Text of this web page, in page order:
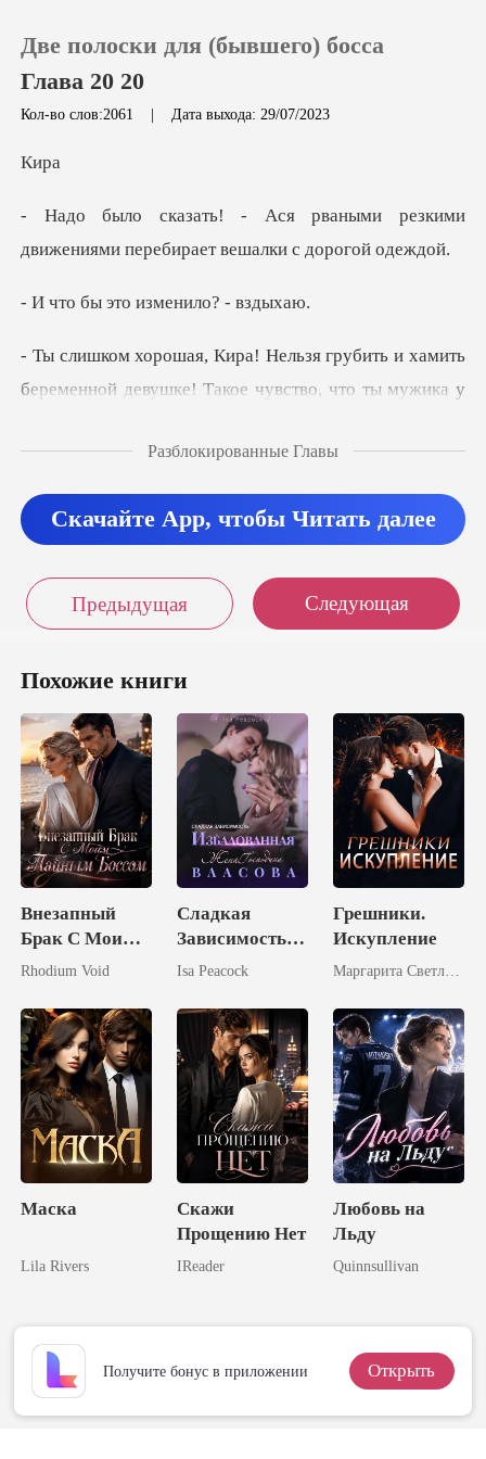
Пополнить
Выйти
Две полоски для (бывшего) босса
Глава 20 20
Кол-во слов:2061 | Дата выхода: 29/07/2023
и
ными резкими
движениями переби
это изменил
ть
беременной девушке! Такое чувство, что ты мужи
нка ждешь!
Разблокированные Главы
Скачайте App, чтобы Читать далее
Предыдущая Следующая
Похожие книги
Внезапный
Брак С Моим
Тайным
Rhodium Void
Сладкая
Зависимость:
Избалованная
Господина
Власова
Isa Peacock
Грешники.
Искупление
Маргарита Светлова
Маска
Lila Rivers
Скажи
Прощению Нет
IReader
Любовь на
Льду
Quinnsullivan
Получите бонус в приложении Открыть